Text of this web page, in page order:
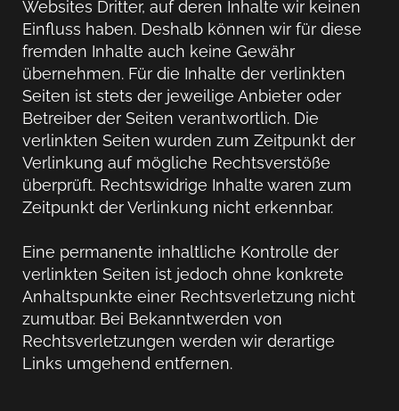
Websites Dritter, auf deren Inhalte wir keinen
Einfluss haben. Deshalb können wir für diese
fremden Inhalte auch keine Gewähr
übernehmen. Für die Inhalte der verlinkten
Seiten ist stets der jeweilige Anbieter oder
Betreiber der Seiten verantwortlich. Die
verlinkten Seiten wurden zum Zeitpunkt der
Verlinkung auf mögliche Rechtsverstöße
überprüft. Rechtswidrige Inhalte waren zum
Zeitpunkt der Verlinkung nicht erkennbar.
Eine permanente inhaltliche Kontrolle der
verlinkten Seiten ist jedoch ohne konkrete
Anhaltspunkte einer Rechtsverletzung nicht
zumutbar. Bei Bekanntwerden von
Rechtsverletzungen werden wir derartige
Links umgehend entfernen.